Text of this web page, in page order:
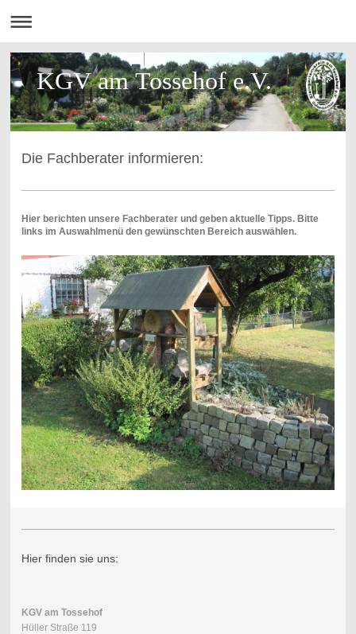
KGV am Tossehof e.V.
Die Fachberater informieren:
Hier berichten unsere Fachberater und geben aktuelle Tipps. Bitte
links im Auswahlmenü den gewünschten Bereich auswählen.
Hier finden sie uns:
KGV am Tossehof
Hüller Straße 119